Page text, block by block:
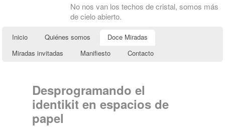
No nos van los techos de cristal, somos más
de cielo abierto.
Inicio Quiénes somos
Doce Miradas
Miradas invitadas
Manifiesto Contacto
Desprogramando el
identikit en espacios de
papel